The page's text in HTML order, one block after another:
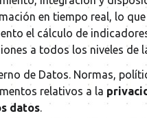
en tiempo real, lo
el cálculo de
a todos los niveles de
de Datos. Normas,
relativos a la
datos.